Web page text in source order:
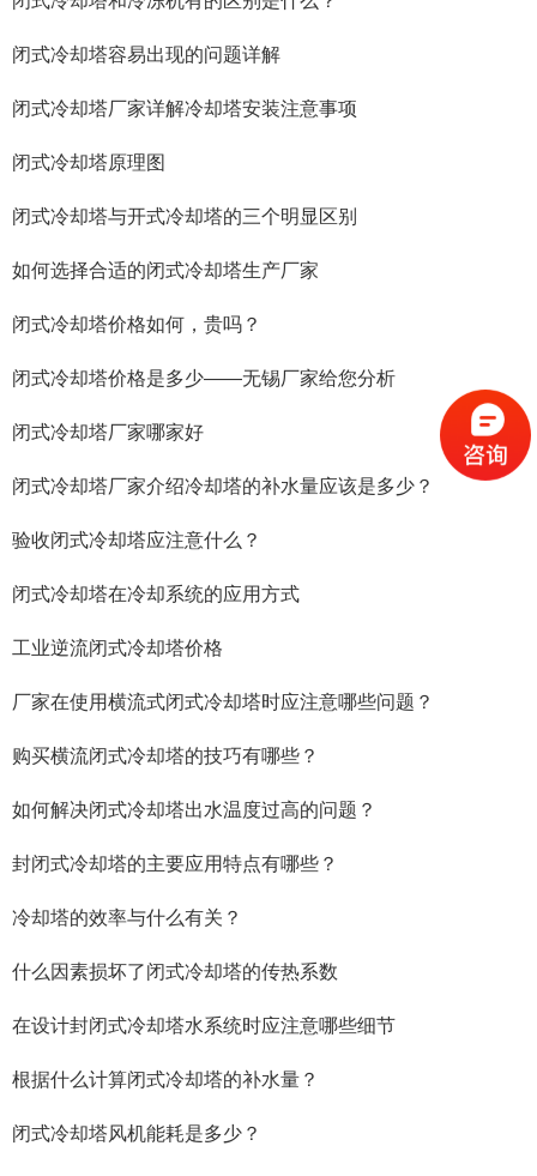
闭式冷却塔容易出现的问题详解
闭式冷却塔厂家详解冷却塔安装注意事项
闭式冷却塔原理图
闭式冷却塔与开式冷却塔的三个明显区别
如何选择合适的闭式冷却塔生产厂家
闭式冷却塔价格如何，贵吗？
闭式冷却塔价格是多少——无锡厂家给您分析
闭式冷却塔厂家哪家好
闭式冷却塔厂家介绍冷却塔的补水量应该是多少？
验收闭式冷却塔应注意什么？
闭式冷却塔在冷却系统的应用方式
工业逆流闭式冷却塔价格
厂家在使用横流式闭式冷却塔时应注意哪些问题？
购买横流闭式冷却塔的技巧有哪些？
如何解决闭式冷却塔出水温度过高的问题？
封闭式冷却塔的主要应用特点有哪些？
冷却塔的效率与什么有关？
什么因素损坏了闭式冷却塔的传热系数
在设计封闭式冷却塔水系统时应注意哪些细节
根据什么计算闭式冷却塔的补水量？
闭式冷却塔风机能耗是多少？